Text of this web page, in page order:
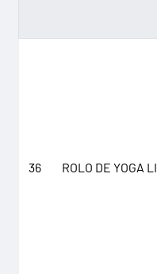
36 ROLO DE YOGA